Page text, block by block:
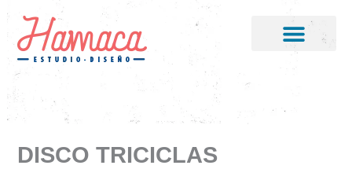
contenido
DISCO TRICICLAS